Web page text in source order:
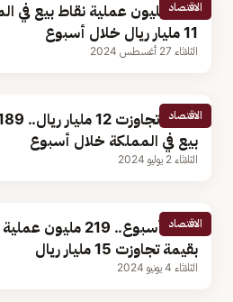
الاقتصاد185 مليون عملية نقاط بيع في
11 مليار ريال خلال أسبوع
الثلاثاء 27 أغسطس 2024
الاقتصاد
بيع في المملكة خلال أسبوع
الثلاثاء 2 يوليو 2024
الاقتصاد
خلال أسبوع.. 219
بقيمة تجاوزت 15 مليار ريال
الثلاثاء 4 يونيو 2024